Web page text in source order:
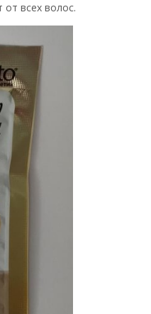
от всех волос.